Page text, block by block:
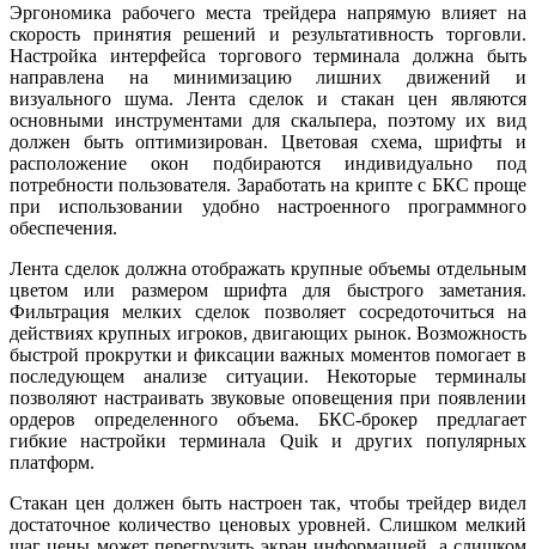
Эргономика рабочего места трейдера напрямую влияет на
скорость принятия решений и результативность торговли.
Настройка интерфейса торгового терминала должна быть
направлена на минимизацию лишних движений и
визуального шума. Лента сделок и стакан цен являются
основными инструментами для скальпера, поэтому их вид
должен быть оптимизирован. Цветовая схема, шрифты и
расположение окон подбираются индивидуально под
потребности пользователя. Заработать на крипте с БКС проще
при использовании удобно настроенного программного
обеспечения.
Лента сделок должна отображать крупные объемы отдельным
цветом или размером шрифта для быстрого заметания.
Фильтрация мелких сделок позволяет сосредоточиться на
действиях крупных игроков, двигающих рынок. Возможность
быстрой прокрутки и фиксации важных моментов помогает в
последующем анализе ситуации. Некоторые терминалы
позволяют настраивать звуковые оповещения при появлении
ордеров определенного объема. БКС-брокер предлагает
гибкие настройки терминала Quik и других популярных
платформ.
Стакан цен должен быть настроен так, чтобы трейдер видел
достаточное количество ценовых уровней. Слишком мелкий